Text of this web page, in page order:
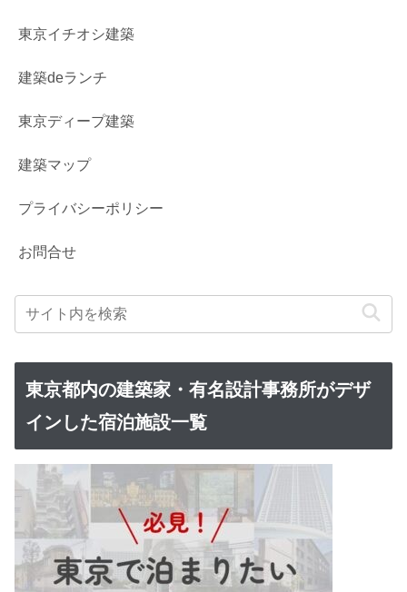
東京イチオシ建築
建築deランチ
東京ディープ建築
建築マップ
プライバシーポリシー
お問合せ
東京都内の建築家・有名設計事務所がデザ
インした宿泊施設一覧